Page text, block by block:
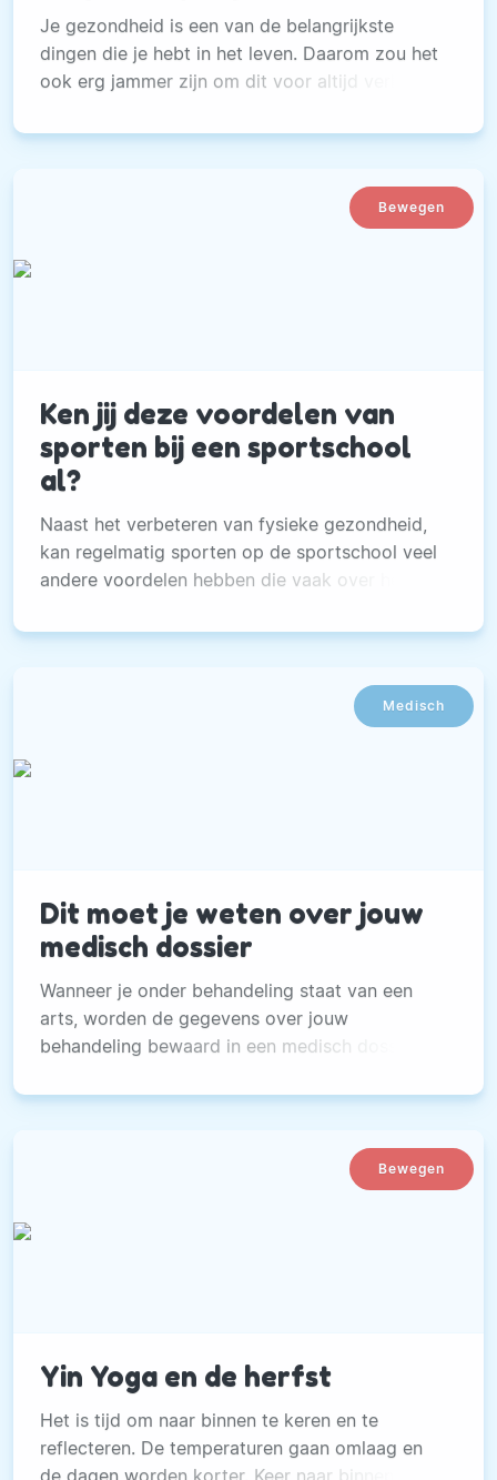
Je gezondheid is een van de belangrijkste
dingen die je hebt in het leven. Daarom zou het
ook erg jammer zijn om dit voor altijd verloren
Bewegen
Ken jij deze voordelen van
sporten bij een sportschool
al?
Naast het verbeteren van fysieke gezondheid,
kan regelmatig sporten op de sportschool veel
andere voordelen hebben die vaak over het
Medisch
Dit moet je weten over jouw
medisch dossier
Wanneer je onder behandeling staat van een
arts, worden de gegevens over jouw
behandeling bewaard in een medisch dossier.
Bewegen
Yin Yoga en de herfst
Het is tijd om naar binnen te keren en te
reflecteren. De temperaturen gaan omlaag en
de dagen worden korter. Keer naar binnen met